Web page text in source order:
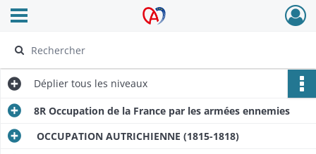
Archives Alsace - Colmar
Ouvrir le menu déroulant
Déplier tous les niveaux
8R Occupation de la France par les armées ennemies
OCCUPATION AUTRICHIENNE (1815-1818)